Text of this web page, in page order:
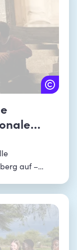
startet
auf –